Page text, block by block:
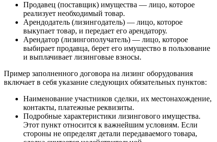
Продавец (поставщик) имущества — лицо, которое
реализует необходимый товар.
Арендодатель (лизингодатель) — лицо, которое
выкупает товар, и передает его арендатору.
Арендатор (лизингополучатель) — лицо, которое
выбирает продавца, берет его имущество в пользование
и выплачивает лизинговые взносы.
Пример заполненного договора на лизинг оборудования
включает в себя указание следующих обязательных пунктов:
Наименование участников сделки, их местонахождение,
контакты, платежные реквизиты.
Подробные характеристики лизингового имущества.
Этот пункт относится к важнейшим условиям. Если
стороны не определят детали передаваемого товара,